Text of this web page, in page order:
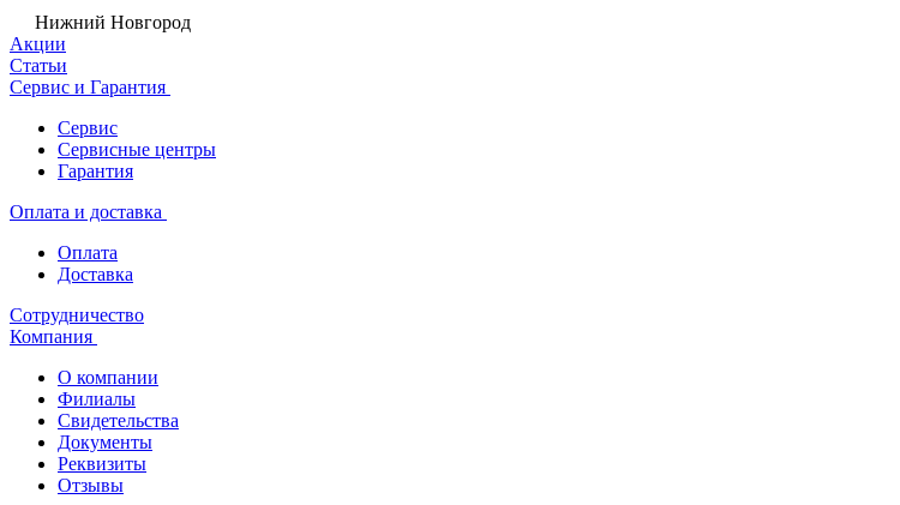
Нижний Новгород
Акции
Статьи
Сервис и Гарантия
Сервис
Сервисные центры
Гарантия
Оплата и доставка
Оплата
Доставка
Сотрудничество
Компания
О компании
Филиалы
Свидетельства
Документы
Реквизиты
Отзывы